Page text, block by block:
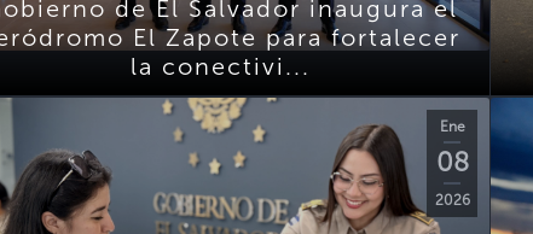
de El Salvador inaugura el
El Zapote para fortalecer
la conectivi...
Ene
08
2026